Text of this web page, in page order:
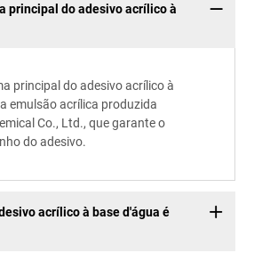
principal do adesivo acrílico à
principal do adesivo acrílico à
emulsão acrílica produzida
Co., Ltd., que garante o
do adesivo.
acrílico à base d'água é